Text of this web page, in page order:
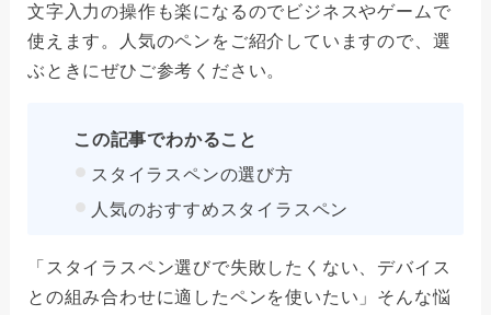
文字入力の操作も楽になるのでビジネスやゲームで
使えます。人気のペンをご紹介していますので、選
ぶときにぜひご参考ください。
この記事でわかること
スタイラスペンの選び方
人気のおすすめスタイラスペン
「スタイラスペン選びで失敗したくない、デバイス
との組み合わせに適したペンを使いたい」そんな悩